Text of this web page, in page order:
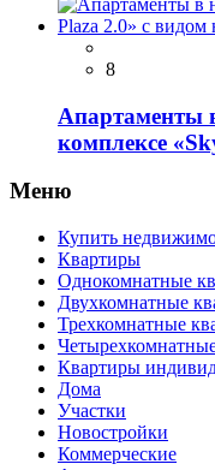
8
Апаpтaменты
комплeксе
Меню
Купить
Квартиры
Однокомнатные
Двухкомнатные
Трехкомнатные
Квартиры
Дома
Участки
Новостройки
Коммерческие